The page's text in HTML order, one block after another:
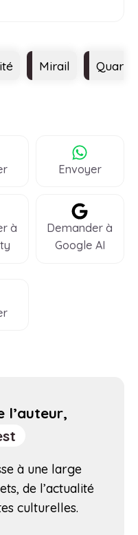
Mirail
Quar
Envoyer
à
Demander à
Google AI
l’auteur,
à une large
de l’actualité
culturelles.